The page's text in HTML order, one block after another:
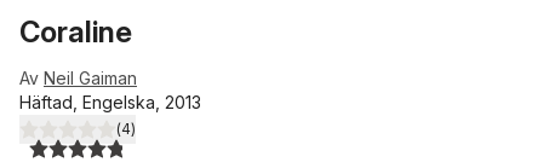
Coraline
Av Neil Gaiman
Häftad, Engelska, 2013
4,8utav 5 stjärnor. Totalt antal röster:
(4)